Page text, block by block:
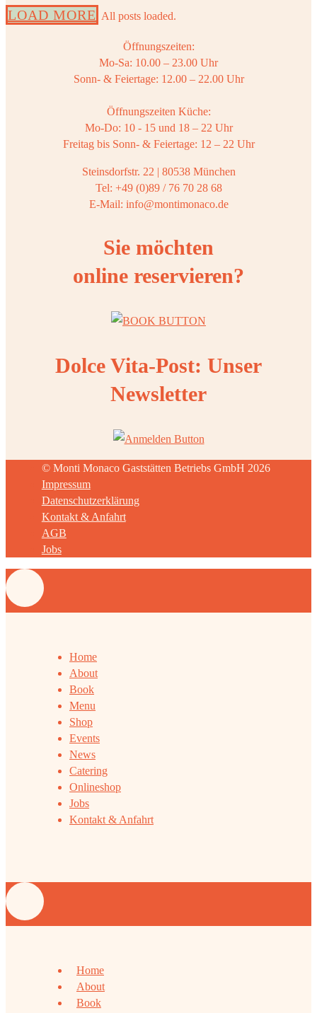
LOAD MORE All posts loaded.
Öffnungszeiten:
Mo-Sa: 10.00 – 23.00 Uhr
Sonn- & Feiertage: 12.00 – 22.00 Uhr
Öffnungszeiten Küche:
Mo-Do: 10 - 15 und 18 – 22 Uhr
Freitag bis Sonn- & Feiertage: 12 – 22 Uhr
Steinsdorfstr. 22 | 80538 München
Tel: +49 (0)89 / 76 70 28 68
E-Mail: info@montimonaco.de
Sie möchten
online reservieren?
Dolce Vita-Post: Unser
Newsletter
© Monti Monaco Gaststätten Betriebs GmbH 2026
Impressum
Datenschutzerklärung
Kontakt & Anfahrt
AGB
Jobs
Home
About
Book
Menu
Shop
Events
News
Catering
Onlineshop
Jobs
Kontakt & Anfahrt
Home
About
Book